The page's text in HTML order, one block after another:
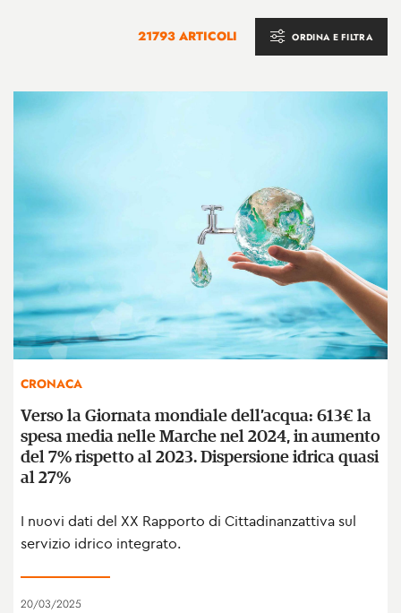
21793 ARTICOLI ORDINA E FILTRA
CRONACA
Verso la Giornata mondiale dell’acqua: 613€ la
spesa media nelle Marche nel 2024, in aumento
del 7% rispetto al 2023. Dispersione idrica quasi
al 27%
I nuovi dati del XX Rapporto di Cittadinanzattiva sul
servizio idrico integrato.
20/03/2025